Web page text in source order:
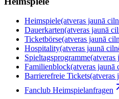
Heimspiele(atveras jaunā
Dauerkarten(atveras jaunā
Ticketbörse(atveras jaunā
Hospitality(atveras jaunā
Spieltagsprogramme(atveras
Familienblock(atveras jaunā
Barrierefreie Tickets(atveras
Fanclub Heimspielanfragen